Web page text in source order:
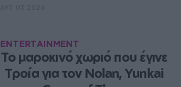
ENTERTAINMENT
Το μαροκινό χωριό που έγινε
Τροία για τον Nolan, Yunkai